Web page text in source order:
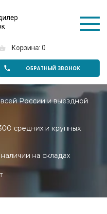
Корзина: 0
ОБРАТНЫЙ ЗВОНОК
России и выездной
средних и крупных
на складах